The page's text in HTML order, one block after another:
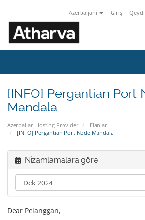
Azerbaijani Giriş
[INFO] Pergantian Port
Mandala
Azerbaijan Hosting Provider
Elanlar
[INFO] Pergantian Port Node Mandala
Nizamlamalara görə
Dear Pelanggan,